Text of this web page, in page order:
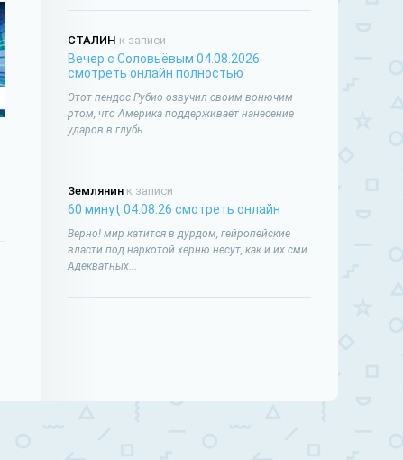
СТАЛИН к записи
Вечер с Соловьёвым 04.08.2026
смотреть онлайн полностью
Этот пендос Рубио озвучил своим вонючим
ртом, что Америка поддерживает нанесение
ударов в глубь...
Землянин к записи
60 минуţ 04.08.26 смотреть онлайн
Верно! мир катится в дурдом, гейропейские
власти под наркотой херню несут, как и их сми.
Адекватных...